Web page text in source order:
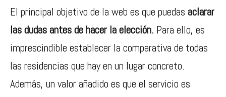
El principal objetivo de la web es que puedas aclarar
las dudas antes de hacer la elección. Para ello, es
imprescindible establecer la comparativa de todas
las residencias que hay en un lugar concreto.
Además, un valor añadido es que el servicio es